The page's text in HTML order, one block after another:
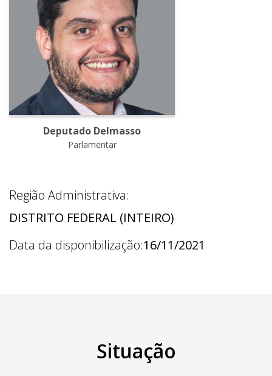
Deputado Delmasso
Parlamentar
Região Administrativa:
DISTRITO FEDERAL (INTEIRO)
Data da disponibilização:16/11/2021
Situação